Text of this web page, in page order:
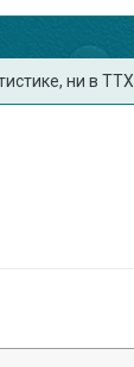
ни в ТТХ